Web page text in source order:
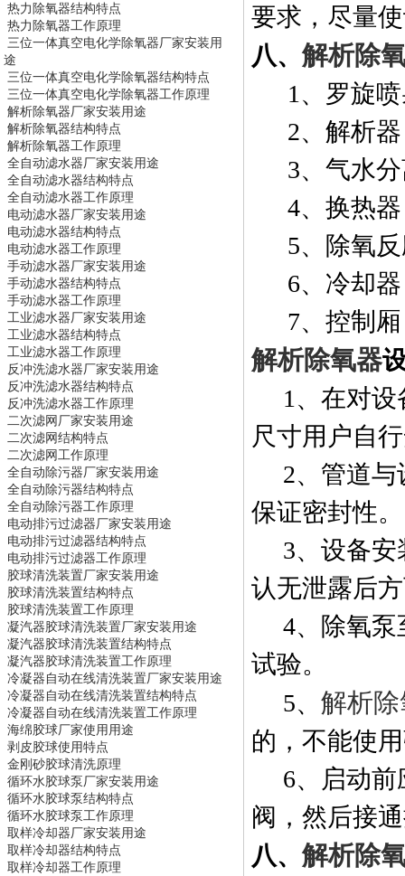
热力除氧器结构特点
热力除氧器工作原理
三位一体真空电化学除氧器厂家安装用
途
三位一体真空电化学除氧器结构特点
三位一体真空电化学除氧器工作原理
解析除氧器厂家安装用途
解析除氧器结构特点
解析除氧器工作原理
全自动滤水器厂家安装用途
全自动滤水器结构特点
全自动滤水器工作原理
电动滤水器厂家安装用途
电动滤水器结构特点
电动滤水器工作原理
手动滤水器厂家安装用途
手动滤水器结构特点
手动滤水器工作原理
工业滤水器厂家安装用途
工业滤水器结构特点
工业滤水器工作原理
反冲洗滤水器厂家安装用途
反冲洗滤水器结构特点
反冲洗滤水器工作原理
二次滤网厂家安装用途
二次滤网结构特点
二次滤网工作原理
全自动除污器厂家安装用途
全自动除污器结构特点
全自动除污器工作原理
电动排污过滤器厂家安装用途
电动排污过滤器结构特点
电动排污过滤器工作原理
胶球清洗装置厂家安装用途
胶球清洗装置结构特点
胶球清洗装置工作原理
凝汽器胶球清洗装置厂家安装用途
凝汽器胶球清洗装置结构特点
凝汽器胶球清洗装置工作原理
冷凝器自动在线清洗装置厂家安装用途
冷凝器自动在线清洗装置结构特点
冷凝器自动在线清洗装置工作原理
海绵胶球厂家使用用途
剥皮胶球使用特点
金刚砂胶球清洗原理
循环水胶球泵厂家安装用途
循环水胶球泵结构特点
循环水胶球泵工作原理
取样冷却器厂家安装用途
取样冷却器结构特点
取样冷却器工作原理
要求，尽量
八、 解析除
1、罗旋
2、解析器
3、气水
4、换热器
5、除氧
6、冷却器
7、控制厢
解析除氧器
1、在对
尺寸用户自
2、管道
保证密封性。
3、设备
认无泄露后
4、除氧
试验。
5、 解析
的，不能使
6、启动
阀，然后接
八、 解析除